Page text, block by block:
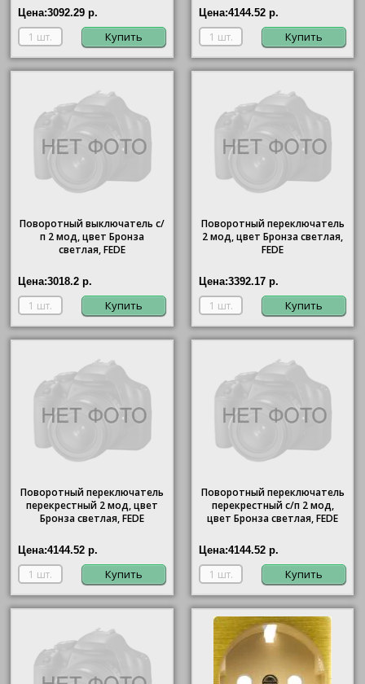
Цена:3092.29 р.
Купить
Цена:4144.52 р.
Купить
Поворотный выключатель с/
п 2 мод, цвет Бронза
светлая, FEDE
Цена:3018.2 р.
Купить
Поворотный переключатель
2 мод, цвет Бронза светлая,
FEDE
Цена:3392.17 р.
Купить
Поворотный переключатель
перекрестный 2 мод, цвет
Бронза светлая, FEDE
Цена:4144.52 р.
Купить
Поворотный переключатель
перекрестный с/п 2 мод,
цвет Бронза светлая, FEDE
Цена:4144.52 р.
Купить